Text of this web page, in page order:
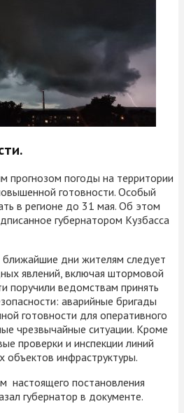
прогнозом погоды на территории
готовности. Особый
в регионе до 31 мая. Об этом
губернатором Кузбасса
дни жителям следует
явлений, включая штормовой
поручили ведомствам принять
аварийные бригады
готовности для оперативного
чрезвычайные ситуации. Кроме
проверки и инспекции линий
объектов инфраструктуры.
настоящего постановления
губернатор в документе.